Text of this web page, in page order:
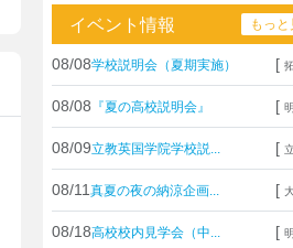
イベント情報 もっと
08/08学校説明会（夏期実施） [
08/08 『夏の高校説明会』 [
08/09立教英国学院学校説... [
08/11 真夏の夜の納涼企画... [
08/18高校校内見学会（中... [